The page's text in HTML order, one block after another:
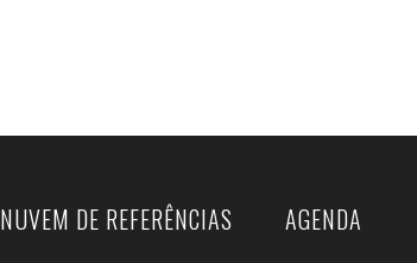
NUVEM DE REFERÊNCIAS AGENDA